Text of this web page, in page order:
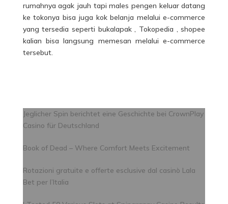
rumahnya agak jauh tapi males pengen keluar datang
ke tokonya bisa juga kok belanja melalui e-commerce
yang tersedia seperti bukalapak , Tokopedia , shopee
kalian bisa langsung memesan melalui e-commerce
tersebut.
Jeglicher Spin berichtet eine Geschichte bei CrownPlay
Casino für Deutschland
Book of Dead – Where Comfort Meets Excitement
Rotazioni gratuite e offerte esclusive dal casinò Lala
Bet per l’Italia